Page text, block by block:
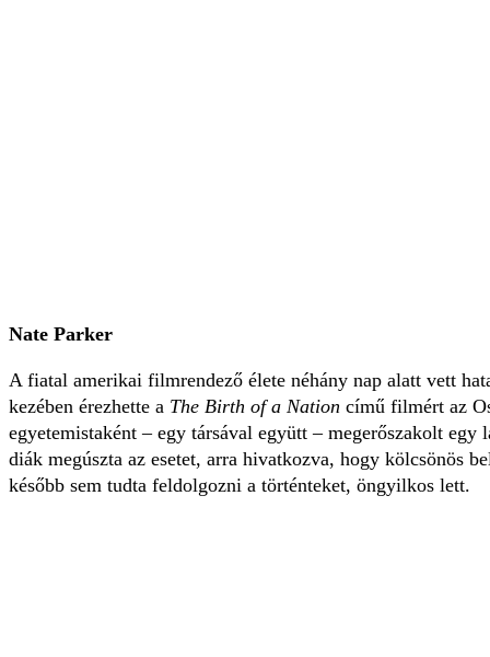
Nate Parker
A fiatal amerikai filmrendező élete néhány nap alatt vett
kezében érezhette a The Birth of a Nation című filmért az
egyetemistaként – egy társával együtt – megerőszakolt
diák megúszta az esetet, arra hivatkozva, hogy kölcsönös
később sem tudta feldolgozni a történteket, öngyilkos lett.